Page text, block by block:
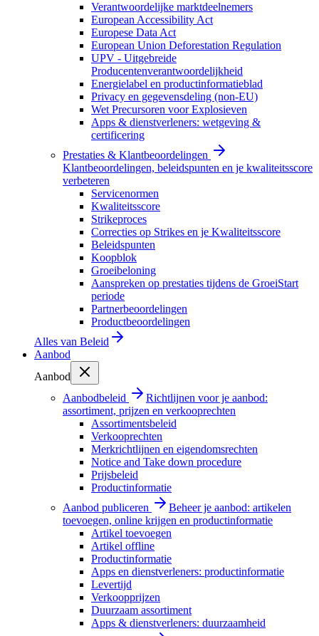
Verantwoordelijke marktdeelnemers
European Accessibility Act
Europese Data Act
European Union Deforestation Regulation
UPV - Uitgebreide
Producentenverantwoordelijkheid
Energielabel en productinformatieblad
Privacy en gegevensdeling (non-EU)
Wet Precursoren voor Explosieven
Apps & dienstverleners: wetgeving &
certificering
Prestaties & Klantbeoordelingen
Klantbeoordelingen, beleidspunten en je kwaliteitsscore
verbeteren
Servicenormen
Kwaliteitsscore
Strikeproces
Correcties op Strikes en je Kwaliteitsscore
Beleidspunten
Koopblok
Groeibeloning
Aanspreken op prestaties tijdens de GroeiStart
periode
Partnerbeoordelingen
Productbeoordelingen
Alles van Beleid
Aanbod
Aanbod
Aanbodbeleid
Richtlijnen voor je aanbod:
assortiment, prijzen en verkooprechten
Assortimentsbeleid
Verkooprechten
Merkrichtlijnen en eigendomsrechten
Notice and Take down procedure
Prijsbeleid
Productinformatie
Aanbod publiceren
Beheer je aanbod: artikelen
toevoegen, online krijgen en productinformatie
Artikel toevoegen
Artikel offline
Productinformatie
Apps en dienstverleners: productinformatie
Levertijd
Verkoopprijzen
Duurzaam assortiment
Apps & dienstverleners: duurzaamheid